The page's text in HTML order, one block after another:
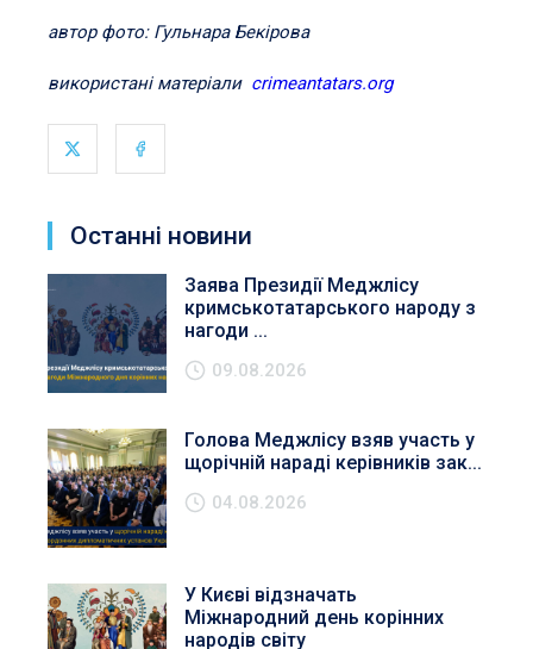
автор фото: Гульнара Бекірова
використані матеріали crimeantatars.org
Останні новини
Заява Президії Меджлісу
кримськотатарського народу з
нагоди ...
09.08.2026
Голова Меджлісу взяв участь у
щорічній нараді керівників зак...
04.08.2026
У Києві відзначать
Міжнародний день корінних
народів світу